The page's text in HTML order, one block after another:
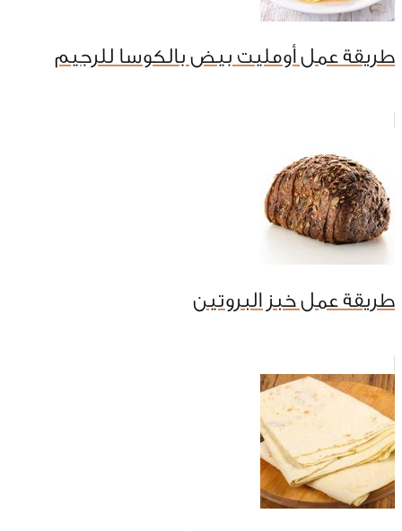
طريقة عمل أومليت بيض بالكوسا للرجيم
طريقة عمل خبز البروتين